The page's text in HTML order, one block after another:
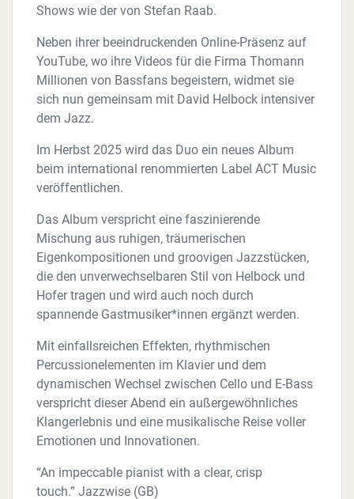
Shows wie der von Stefan Raab.
Neben ihrer beeindruckenden Online-Präsenz auf
YouTube, wo ihre Videos für die Firma Thomann
Millionen von Bassfans begeistern, widmet sie
sich nun gemeinsam mit David Helbock intensiver
dem Jazz.
Im Herbst 2025 wird das Duo ein neues Album
beim international renommierten Label ACT Music
veröffentlichen.
Das Album verspricht eine faszinierende
Mischung aus ruhigen, träumerischen
Eigenkompositionen und groovigen Jazzstücken,
die den unverwechselbaren Stil von Helbock und
Hofer tragen und wird auch noch durch
spannende Gastmusiker*innen ergänzt werden.
Mit einfallsreichen Effekten, rhythmischen
Percussionelementen im Klavier und dem
dynamischen Wechsel zwischen Cello und E-Bass
verspricht dieser Abend ein außergewöhnliches
Klangerlebnis und eine musikalische Reise voller
Emotionen und Innovationen.
“An impeccable pianist with a clear, crisp
touch.” Jazzwise (GB)